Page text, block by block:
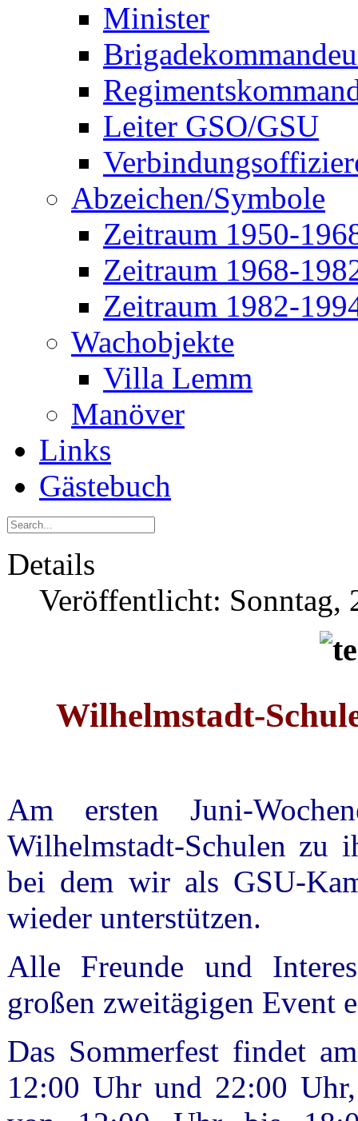
Minister
Leiter GSO/GSU
Abzeichen/Symbole
Zeitraum 1950-
Zeitraum 1968-
Zeitraum 1982-
Wachobjekte
Villa Lemm
Manöver
Links
Gästebuch
Details
Veröffentlicht: Sonntag,
Wilhelmstadt-
Am ersten Juni-
Wilhelmstadt-Schulen zu
bei dem wir als GSU-
wieder unterstützen.
Alle Freunde und
großen zweitägigen Event
Das Sommerfest findet
12:00 Uhr und 22:00